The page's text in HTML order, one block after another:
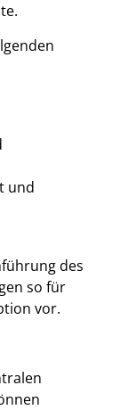
und
des
so für
vor.